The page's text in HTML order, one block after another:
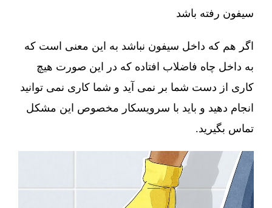
سیفون رفته باشد
اگر هم که داخل سیفون نباشد به این معنی است که
به داخل چاه فاضلاب افتاده که در این صورت هیچ
کاری از دست شما بر نمی آید و شما کاری نمی توانید
انجام دهید و باید با سرویسکار مخصوص این مشکل
تماس بگیرید.